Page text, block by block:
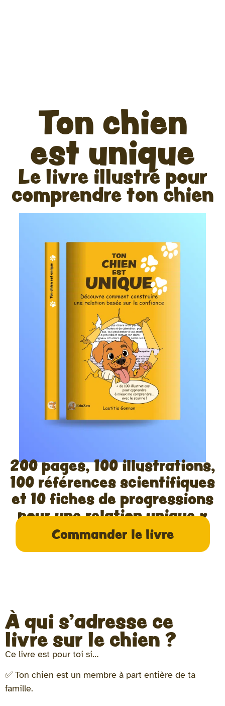
Ton chien
est unique
Le livre illustré pour
comprendre ton chien
200 pages, 100 illustrations,
100 références scientifiques
et 10 fiches de progressions
pour une relation unique ♥
Commander le livre
À qui s'adresse ce
livre sur le chien ?
Ce livre est pour toi si…
✅ Ton chien est un membre à part entière de ta
famille.